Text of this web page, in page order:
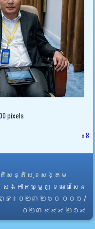
pixels
«8
ជាតិសន្តិសុខសង្គម
សង្កាត់ឃ្មួញ ខណ្ឌសែន
ទ ៖ ០២៣ ២៦០ ០០១ /
០២៣ ៩៩៩ ២១៩